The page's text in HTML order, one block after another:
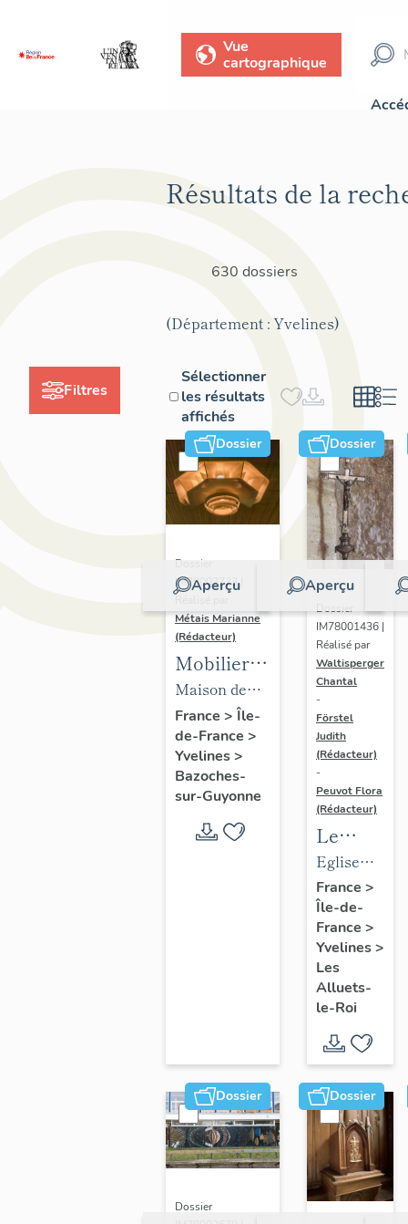
Vue
cartographique
Filtres
Résultats de la
630 dossiers
(Département : Yvelines)
Sélectionner
les résultats
affichés
Dossier
Aperçu
Dossier
IM78002723 |
Métais Marianne
(Rédacteur)
Mobilier
de la
maison
Louis
Carré
Maison de
villégiature
dite maison
Louis Carré
France > Île-
de-France >
Yvelines>
Bazoches-
sur-Guyonne
Dossier
Aperçu
Dossier
IM78001436 |
Réalisé par
Waltisperger
Chantal
-
Förstel
Judith
(Rédacteur)
-
Peuvot Flora
(Rédacteur)
Le
mobilier
de
l'église
Saint-
Nicolas
Eglise
paroissiale
Saint-
Nicolas
France >
Île-de-
France >
Yvelines>
Les
Alluets-
le-Roi
Dossier
Dossier
Dossier